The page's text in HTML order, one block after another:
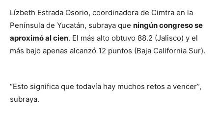
Lízbeth Estrada Osorio, coordinadora de Cimtra en la
Península de Yucatán, subraya que ningún congreso se
aproximó al cien. El más alto obtuvo 88.2 (Jalisco) y el
más bajo apenas alcanzó 12 puntos (Baja California Sur).
“Esto significa que todavía hay muchos retos a vencer”,
subraya.